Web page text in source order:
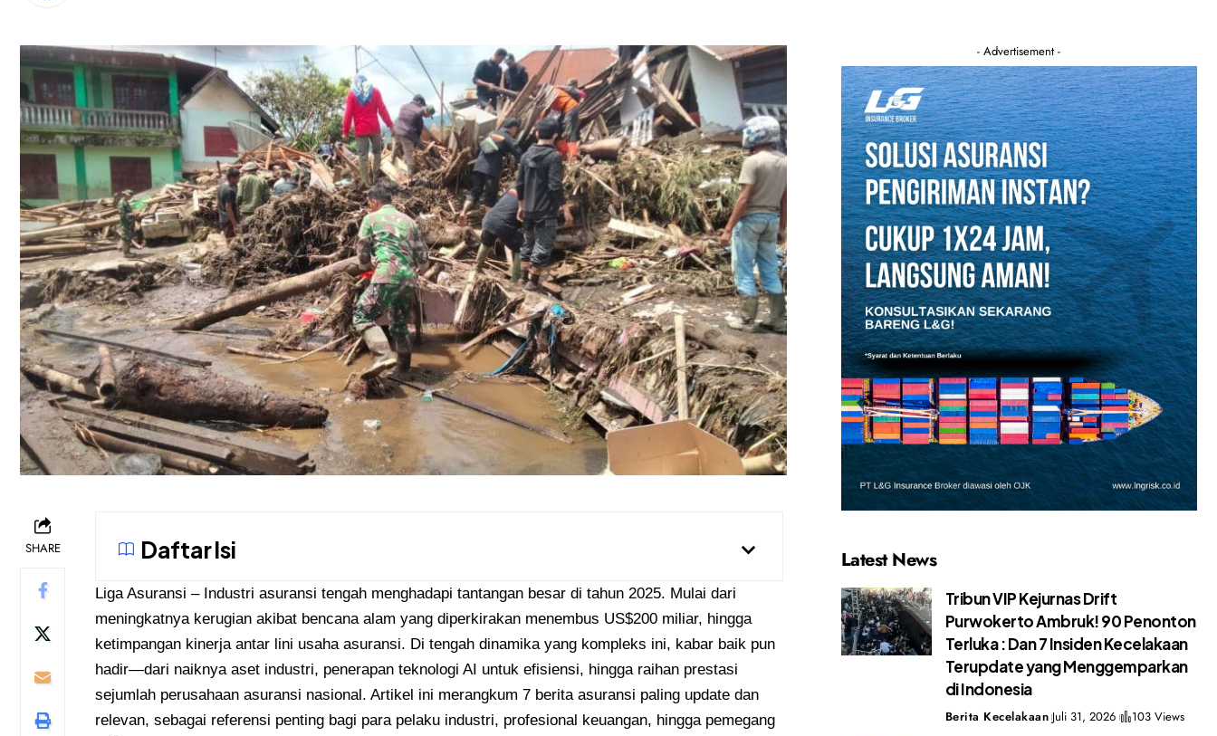
SHARE Daftar Isi
Liga Asuransi – Industri asuransi tengah menghadapi tantangan besar di tahun 2025. Mulai dari
meningkatnya kerugian akibat bencana alam yang diperkirakan menembus US$200 miliar, hingga
ketimpangan kinerja antar lini usaha asuransi. Di tengah dinamika yang kompleks ini, kabar baik pun
hadir—dari naiknya aset industri, penerapan teknologi AI untuk efisiensi, hingga raihan prestasi
sejumlah perusahaan asuransi nasional. Artikel ini merangkum 7 berita asuransi paling update dan
relevan, sebagai referensi penting bagi para pelaku industri, profesional keuangan, hingga pemegang
- Advertisement -
Latest News
Tribun VIP Kejurnas Drift
Purwokerto Ambruk! 90 Penonton
Terluka : Dan 7 Insiden Kecelakaan
Terupdate yang Menggemparkan
di Indonesia
Berita Kecelakaan Juli 31, 2026 103 Views